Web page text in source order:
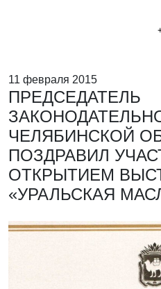
11 февраля 2015
ПРЕДСЕДАТЕЛЬ
ЧЕЛЯБИНСКОЙ
ПОЗДРАВИЛ
ОТКРЫТИЕМ
«УРАЛЬСКАЯ